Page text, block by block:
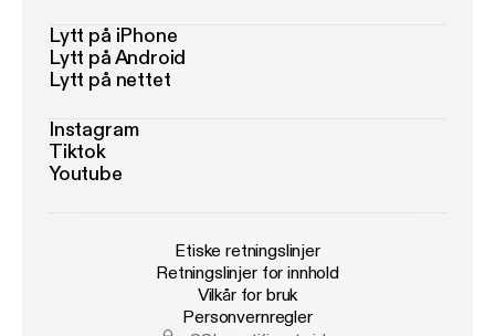
Lytt på iPhone
Lytt på Android
Lytt på nettet
Instagram
Tiktok
Youtube
Etiske retningslinjer
Retningslinjer for innhold
Vilkår for bruk
Personvernregler